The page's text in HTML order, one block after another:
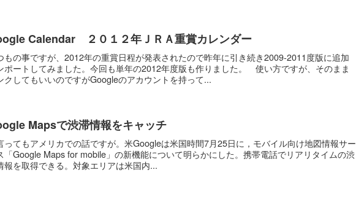
Calendar ２０１２年ＪＲＡ重賞カレンダー
もの事ですが、2012年の重賞日程が発表されたので昨年に引き続き2009-2011度版に追加
ポートしてみました。今回も単年の2012年度版も作りました。 使い方ですが、そのまま
クしてもいいのですがGoogleのアカウントを持って...
Mapsで渋滞情報をキャッチ
ってもアメリカでの話ですが。米Googleは米国時間7月25日に，モバイル向け地図情報サー
「Google Maps for mobile」の新機能について明らかにした。携帯電話でリアリタイムの渋
報を取得できる。対象エリアは米国内...